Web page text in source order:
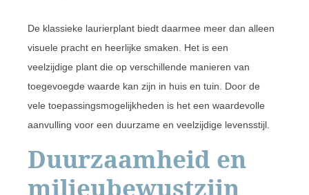
De klassieke laurierplant biedt daarmee meer dan alleen
visuele pracht en heerlijke smaken. Het is een
veelzijdige plant die op verschillende manieren van
toegevoegde waarde kan zijn in huis en tuin. Door de
vele toepassingsmogelijkheden is het een waardevolle
aanvulling voor een duurzame en veelzijdige levensstijl.
Duurzaamheid en
milieubewustzijn